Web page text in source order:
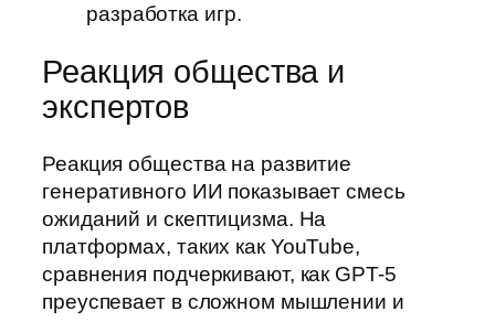
разработка игр.
Реакция общества и
экспертов
Реакция общества на развитие
генеративного ИИ показывает смесь
ожиданий и скептицизма. На
платформах, таких как YouTube,
сравнения подчеркивают, как GPT-5
преуспевает в сложном мышлении и